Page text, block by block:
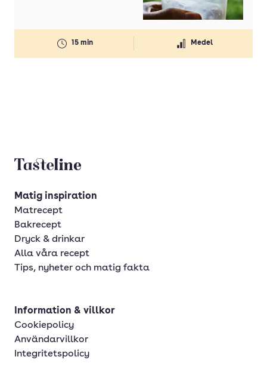
15 min Medel
Tasteline startsida
Matig inspiration
Matrecept
Bakrecept
Dryck & drinkar
Alla våra recept
Tips, nyheter och matig fakta
Information & villkor
Cookiepolicy
Användarvillkor
Integritetspolicy